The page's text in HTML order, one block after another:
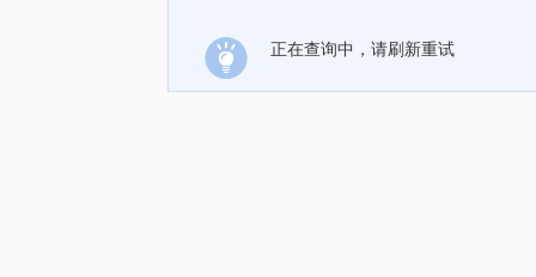
正在查询中，请刷新重试